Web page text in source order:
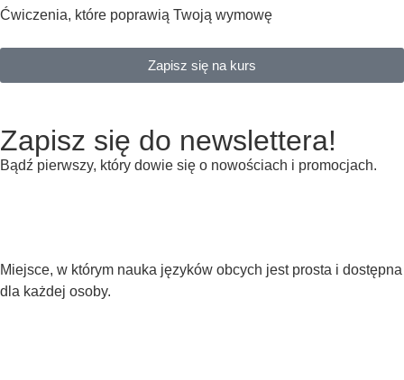
Ćwiczenia, które poprawią Twoją wymowę
Zapisz się na kurs
Zapisz się do newslettera!
Bądź pierwszy, który dowie się o nowościach i promocjach.
Miejsce, w którym nauka języków obcych jest prosta i dostępna
dla każdej osoby.